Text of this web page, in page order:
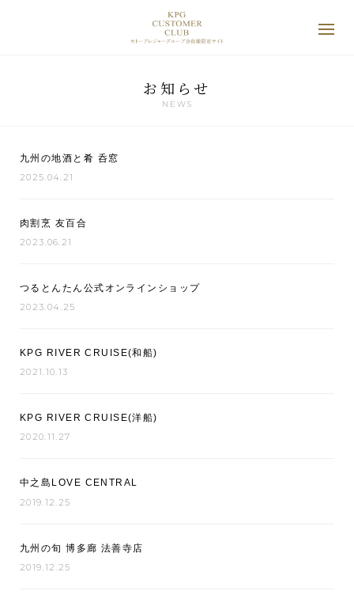
お知らせ
NEWS
九州の地酒と肴 呑窓
2025.04.21
肉割烹 友百合
2023.06.21
つるとんたん公式オンラインショップ
2023.04.25
KPG RIVER CRUISE(和船)
2021.10.13
KPG RIVER CRUISE(洋船)
2020.11.27
中之島LOVE CENTRAL
2019.12.25
九州の旬 博多廊 法善寺店
2019.12.25